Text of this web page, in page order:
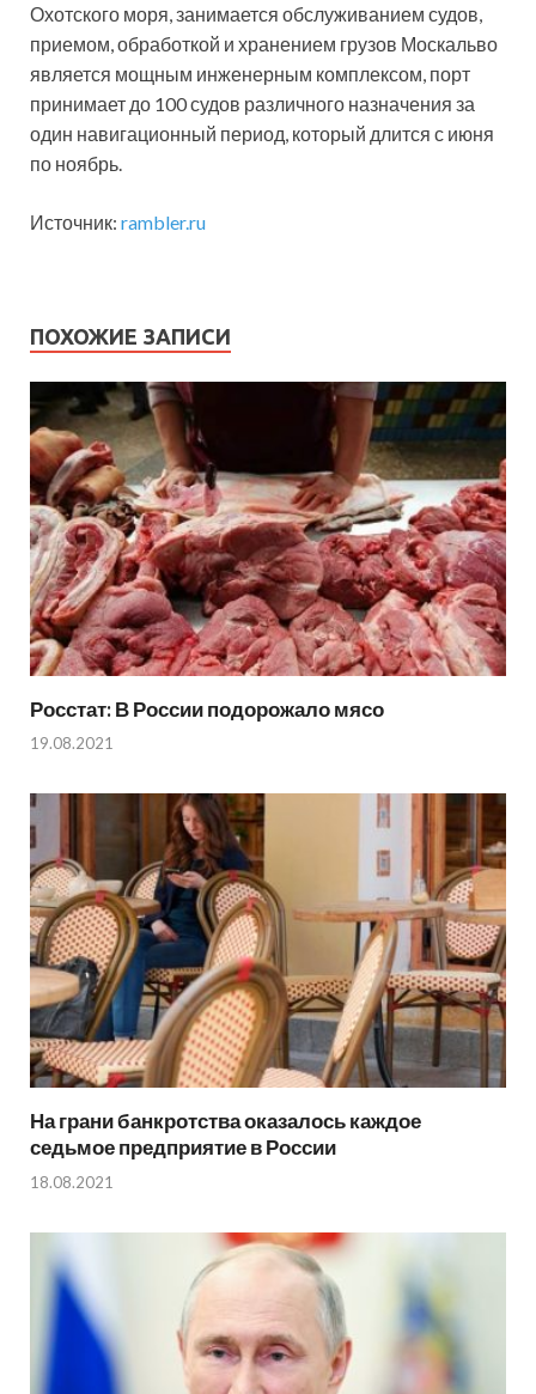
Охотского моря, занимается обслуживанием судов,
приемом, обработкой и хранением грузов Москальво
является мощным инженерным комплексом, порт
принимает до 100 судов различного назначения за
один навигационный период, который длится с июня
по ноябрь.
Источник: rambler.ru
ПОХОЖИЕ ЗАПИСИ
Росстат: В России подорожало мясо
19.08.2021
На грани банкротства оказалось каждое
седьмое предприятие в России
18.08.2021